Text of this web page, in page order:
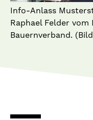
Info-Anlass
Raphael Felder
Bauernverband.